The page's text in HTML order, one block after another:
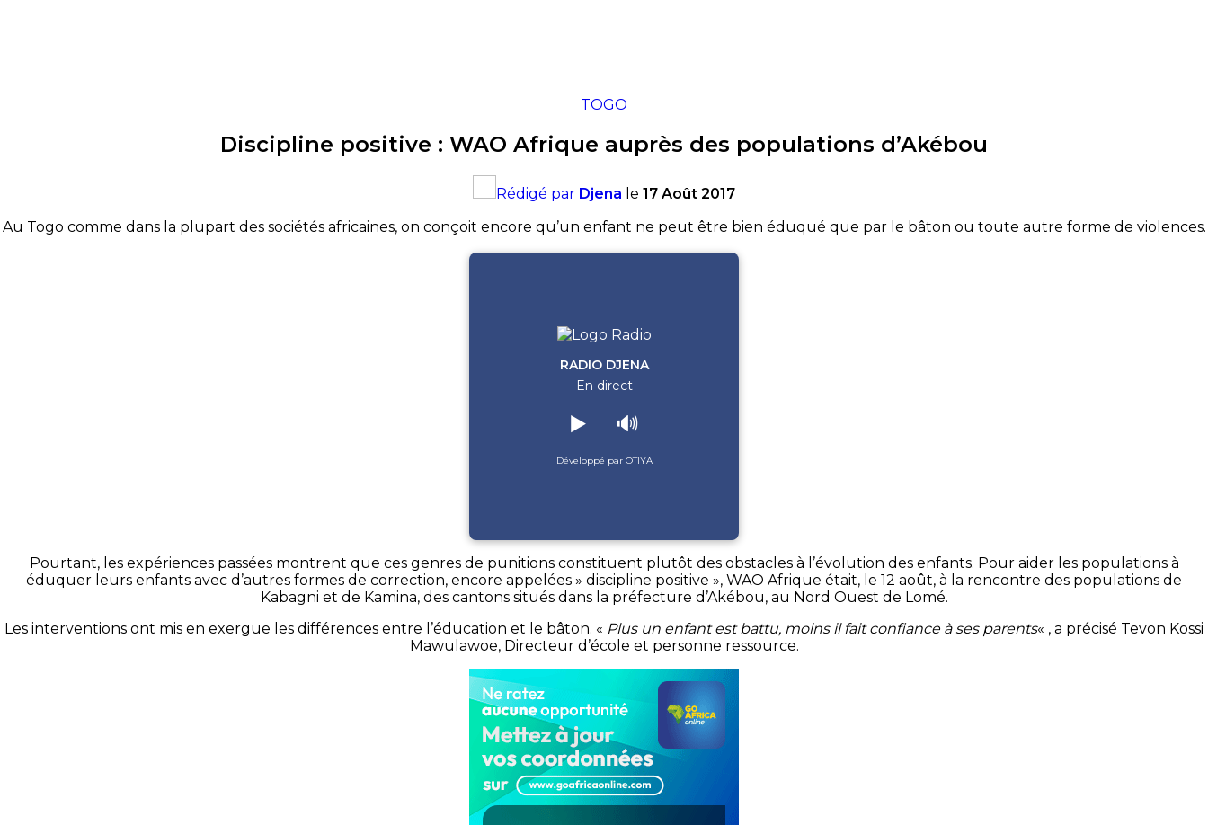
TOGO
Discipline positive : WAO Afrique auprès des populations d’Akébou
Rédigé par Djena le 17 Août 2017
Au Togo comme dans la plupart des sociétés africaines, on conçoit encore qu’un enfant ne peut être bien éduqué que par le bâton ou toute autre forme de violences.
RADIO DJENA
En direct
▶️ 🔊
Développé par OTIYA
Pourtant, les expériences passées montrent que ces genres de punitions constituent plutôt des obstacles à l’évolution des enfants. Pour aider les populations à
éduquer leurs enfants avec d’autres formes de correction, encore appelées » discipline positive », WAO Afrique était, le 12 août, à la rencontre des populations de
Kabagni et de Kamina,des cantons situés dans la préfecture d’Akébou, au Nord Ouest de Lomé.
Les interventions ont mis en exergue les différences entre l’éducation et le bâton. « Plus un enfant est battu, moins il fait confiance à ses parents« , a précisé Tevon Kossi
Mawulawoe, Directeur d’école et personne ressource.